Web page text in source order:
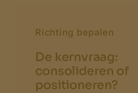
Richting bepalen
De kernvraag:
consolideren of
positioneren?